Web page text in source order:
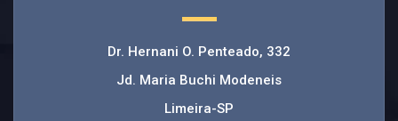
Dr. Hernani O. Penteado, 332
Jd. Maria Buchi Modeneis
Limeira-SP